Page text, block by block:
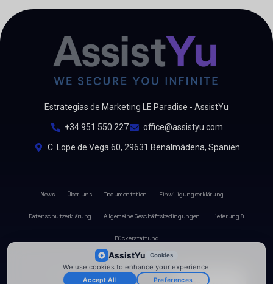
Estrategias de Marketing LE Paradise - AssistYu
+34 951 550 227 office@assistyu.com
C. Lope de Vega 60, 29631 Benalmádena, Spanien
News Über uns Documentation Einwilligungserklärung
Datenschutzerklärung Allgemeine Geschäftsbedingungen Lieferung &
Rückerstattung
Dashboard
Copyright @ 2026AssistYuAlle Rechte vorbehalten
AssistYu Cookies
We use cookies to enhance your experience.
Accept All Preferences